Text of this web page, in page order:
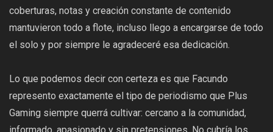
coberturas, notas y creación constante de contenido
mantuvieron todo a flote, incluso llego a encargarse de todo
el solo y por siempre le agradeceré esa dedicación.
Lo que podemos decir con certeza es que Facundo
represento exactamente el tipo de periodismo que Plus
Gaming siempre querrá cultivar: cercano a la comunidad,